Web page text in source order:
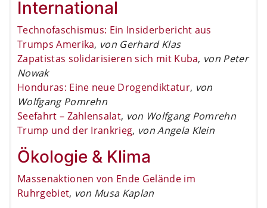
International
Technofaschismus: Ein Insiderbericht aus
Trumps Amerika, von Gerhard Klas
Zapatistas solidarisieren sich mit Kuba, von Peter
Nowak
Honduras: Eine neue Drogendiktatur, von
Wolfgang Pomrehn
Seefahrt – Zahlensalat, von Wolfgang Pomrehn
Trump und der Irankrieg, von Angela Klein
Ökologie & Klima
Massenaktionen von Ende Gelände im
Ruhrgebiet, von Musa Kaplan